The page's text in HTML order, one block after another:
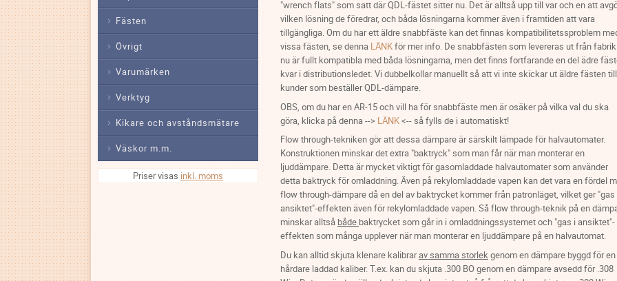
"wrench flats" som satt där QDL-fästet sitter nu. Det är alltså upp till var och en att
vilken lösning de föredrar, och båda lösningarna kommer även i framtiden att vara
tillgängliga. Om du har ett äldre snabbfäste kan det finnas kompatibilitetssproblem
vissa fästen, se denna LÄNKför mer info. De snabbfästen som levereras ut från fabrik
nu är fullt kompatibla med båda lösningarna, men det finns fortfarande en del ädre
kvar i distributionsledet. Vi dubbelkollar manuellt så att vi inte skickar ut äldre fästen till
kunder som beställer QDL-dämpare.
OBS, om du har en AR-15 och vill ha för snabbfäste men är osäker på vilka val du ska
göra, klicka på denna --> LÄNK<-- så fylls de i automatiskt!
Flow through-tekniken gör att dessa dämpare är särskilt lämpade för halvautomater.
Konstruktionen minskar det extra "baktryck" som man får när man monterar en
ljuddämpare. Detta är mycket viktigt för gasomladdade halvautomater som använder
detta baktryck för omladdning. Även på rekylomladdade vapen kan det vara en fördel
flow through-dämpare då en del av baktrycket kommer från patronläget, vilket ger "gas
ansiktet"-effekten även för rekylomladdade vapen. Så flow through-teknik på en
minskar alltså både baktrycket som går in i omladdningssystemet och "gas i ansiktet"-
effekten som många upplever när man monterar en ljuddämpare på en halvautomat.
Du kan alltid skjuta klenare kalibrarav samma storlekgenom en dämpare byggd för en
hårdare laddad kaliber. T.ex. kan du skjuta .300 BO genom en dämpare avsedd för .308
Fästen
Övrigt
Varumärken
Verktyg
Kikare och avståndsmätare
Väskor m.m.
Priser visas inkl. moms